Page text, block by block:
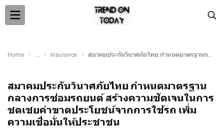
Home ... Insurance สมาคมประกันวินาศภัยไทย กำหนดมาตรฐานกลางการซ่อมรถยนต์ สร้างความชัดเจนในการชดเชยค่าขาดประโยชน์จากการใช้รถ เพิ่มความเชื่อมั่นให้ประชาชน
สมาคมประกันวินาศภัยไทย กำหนดมาตรฐาน
กลางการซ่อมรถยนต์ สร้างความชัดเจนในการ
ชดเชยค่าขาดประโยชน์จากการใช้รถ เพิ่ม
ความเชื่อมั่นให้ประชาชน